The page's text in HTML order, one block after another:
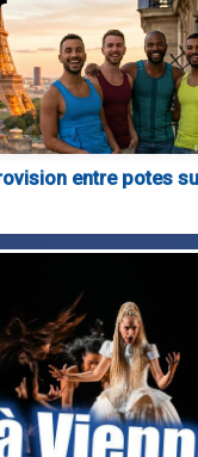
entre potes